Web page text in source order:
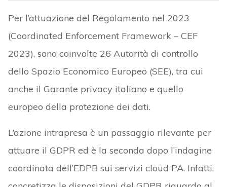
Per l’attuazione del Regolamento nel 2023
(Coordinated Enforcement Framework – CEF
2023), sono coinvolte 26 Autorità di controllo
dello Spazio Economico Europeo (SEE), tra cui
anche il Garante privacy italiano e quello
europeo della protezione dei dati.
L’azione intrapresa è un passaggio rilevante per
attuare il GDPR ed è la seconda dopo l’indagine
coordinata dell’EDPB sui servizi cloud PA. Infatti,